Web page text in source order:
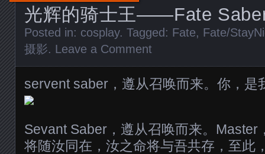
光辉的骑士王——Fate
Posted in: cosplay. Tagged: Fate, Fate/
摄影. Leave a Comment
servent saber，遵从召唤而来。你，是
Sevant Saber，遵从召唤而来。Master
将随汝同在，汝之命将与吾共存，至此